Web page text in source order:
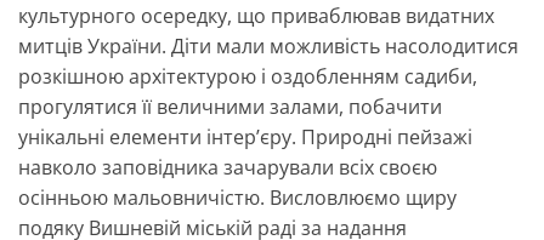
культурного осередку, що приваблював видатних
митців України. Діти мали можливість насолодитися
розкішною архітектурою і оздобленням садиби,
прогулятися її величними залами, побачити
унікальні елементи інтер’єру. Природні пейзажі
навколо заповідника зачарували всіх своєю
осінньою мальовничістю. Висловлюємо щиру
подяку Вишневій міській раді за надання